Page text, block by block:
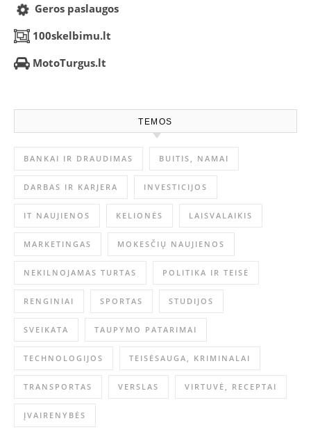
Geros paslaugos
100skelbimu.lt
MotoTurgus.lt
TEMOS
BANKAI IR DRAUDIMAS BUITIS, NAMAI
DARBAS IR KARJERA INVESTICIJOS
IT NAUJIENOS KELIONĖS LAISVALAIKIS
MARKETINGAS MOKESČIŲ NAUJIENOS
NEKILNOJAMAS TURTAS POLITIKA IR TEISĖ
RENGINIAI SPORTAS STUDIJOS
SVEIKATA TAUPYMO PATARIMAI
TECHNOLOGIJOS TEISĖSAUGA, KRIMINALAI
TRANSPORTAS VERSLAS VIRTUVĖ, RECEPTAI
ĮVAIRENYBĖS